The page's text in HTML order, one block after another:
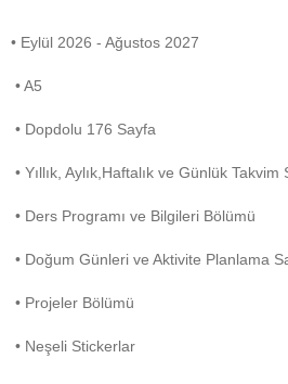
• Eylül 2026 - Ağustos 2027
• A5
• Dopdolu 176 Sayfa
• Yıllık, Aylık,Haftalık ve Günlük Takvim
• Ders Programı ve Bilgileri Bölümü
• Doğum Günleri ve Aktivite Planlama
• Projeler Bölümü
• Neşeli Stickerlar